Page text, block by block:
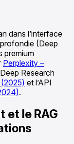
dans l’interface
(Deep
premium
Perplexity –
Research
et l’API
.
et le RAG